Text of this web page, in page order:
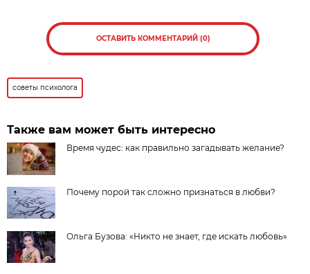
ОСТАВИТЬ КОММЕНТАРИЙ (0)
советы психолога
Также вам может быть интересно
Время чудес: как правильно загадывать желание?
Почему порой так сложно признаться в любви?
Ольга Бузова: «Никто не знает, где искать любовь»